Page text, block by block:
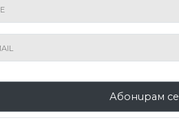
КОИТО ЩЕ НАУЧАТ
Абонирайте се за
ИЗПРАЩАНЕ
Абонирам се